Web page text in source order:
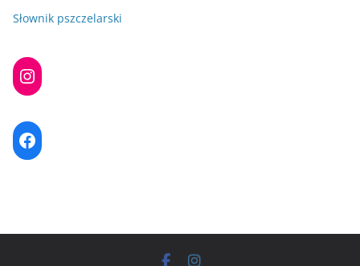
Słownik pszczelarski
Instagram
Facebook